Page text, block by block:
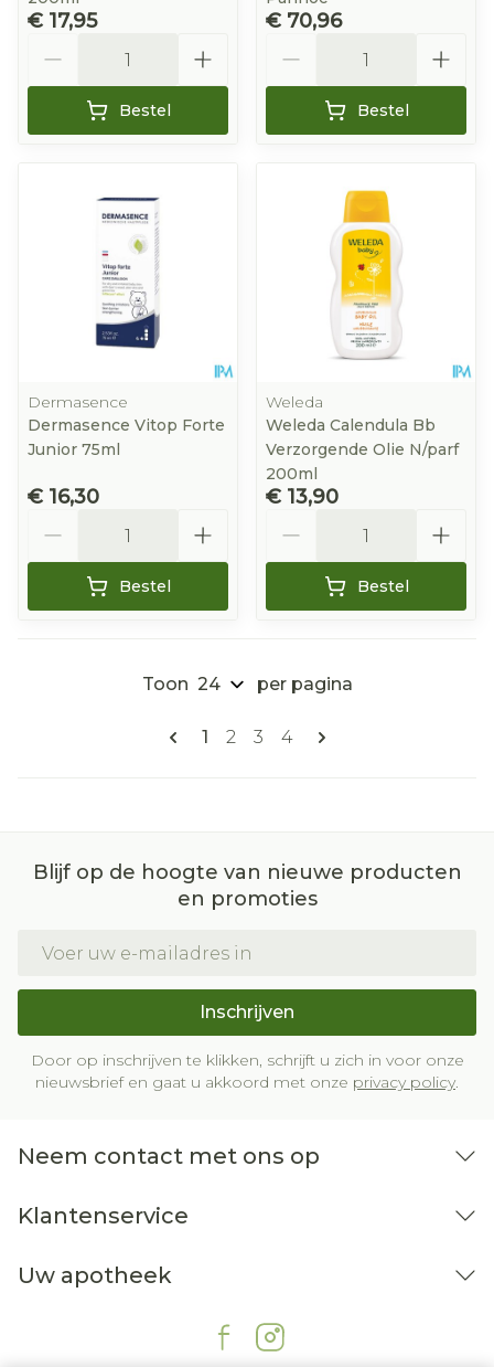
€ 17,95
Bestel
€ 70,96
Bestel
Dermasence
Dermasence Vitop Forte
Junior 75ml
€ 16,30
Bestel
Weleda
Weleda Calendula Bb
Verzorgende Olie N/parf
200ml
€ 13,90
Bestel
Pagina's
U lees momenteel pagina
1 Pagina
2 Pagina
3 Pagina
4
Toon per pagina
Blijf op de hoogte van nieuwe producten
en promoties
Inschrijven
Door op inschrijven te klikken, schrijft u zich in voor onze
nieuwsbrief en gaat u akkoord met onze privacy policy.
Neem contact met ons op
Klantenservice
Uw apotheek